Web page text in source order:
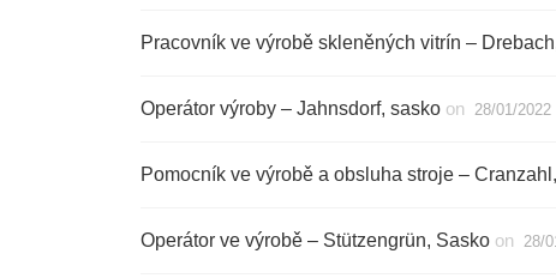
Pracovník ve výrobě skleněných vitrín –
Operátor výroby – Jahnsdorf, sasko on 28/01/2022
Pomocník ve výrobě a obsluha stroje –
Operátor ve výrobě – Stützengrün, Sasko on 28/